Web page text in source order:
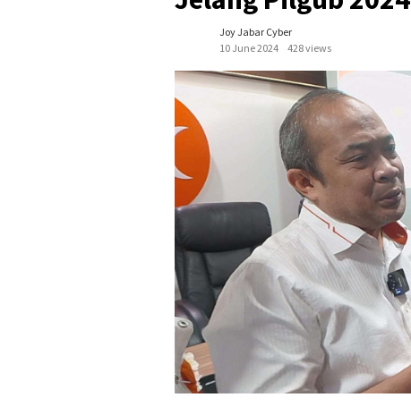
Joy Jabar Cyber
10 June 2024
428 views